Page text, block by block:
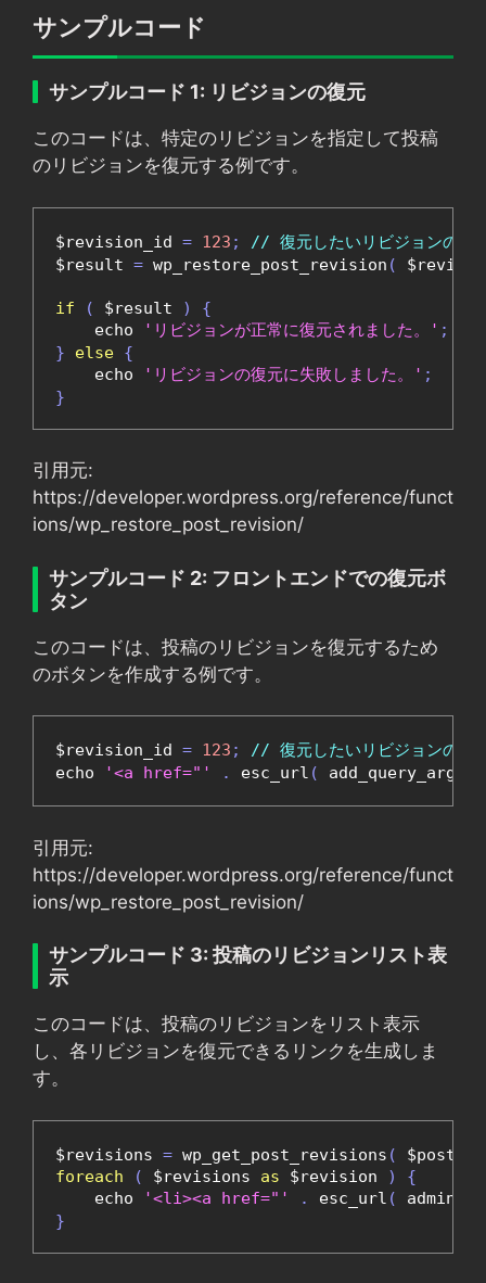
サンプルコード
サンプルコード 1: リビジョンの復元
このコードは、特定のリビジョンを指定して投稿
のリビジョンを復元する例です。
$revision_id = 123 ;
// 復元したいリビジョンのID
$result = wp_restore_post_revision (
if ( $result )
{
    echo
'リビジョンが正常に復元されました。' ;
}
else {
    echo
'リビジョンの復元に失敗しました。' ;
}
引用元:
https://developer.wordpress.org/reference/funct
ions/wp_restore_post_revision/
サンプルコード 2: フロントエンドでの復元ボ
タン
このコードは、投稿のリビジョンを復元するため
のボタンを作成する例です。
$revision_id = 123 ;
// 復元したいリビジョンのID
echo
'<a href="' . esc_url ( add_query_arg
引用元:
https://developer.wordpress.org/reference/funct
ions/wp_restore_post_revision/
サンプルコード 3: 投稿のリビジョンリスト表
示
このコードは、投稿のリビジョンをリスト表示
し、各リビジョンを復元できるリンクを生成しま
す。
$revisions = wp_get_post_revisions (
foreach
( $revisions as $revision )
{
    echo
'<li><a href="' . esc_url (
}